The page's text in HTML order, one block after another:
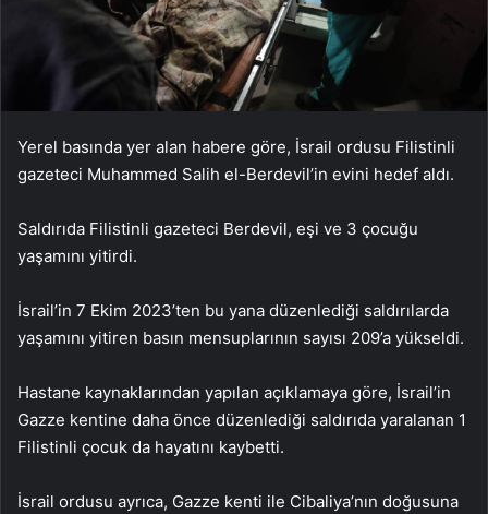
Yerel basında yer alan habere göre, İsrail ordusu Filistinli
gazeteci Muhammed Salih el-Berdevil’in evini hedef aldı.
Saldırıda Filistinli gazeteci Berdevil, eşi ve 3 çocuğu
yaşamını yitirdi.
İsrail’in 7 Ekim 2023’ten bu yana düzenlediği saldırılarda
yaşamını yitiren basın mensuplarının sayısı 209’a yükseldi.
Hastane kaynaklarından yapılan açıklamaya göre, İsrail’in
Gazze kentine daha önce düzenlediği saldırıda yaralanan 1
Filistinli çocuk da hayatını kaybetti.
İsrail ordusu ayrıca, Gazze kenti ile Cibaliya’nın doğusuna